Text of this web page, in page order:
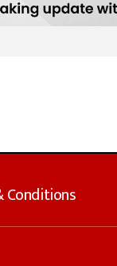
Conditions